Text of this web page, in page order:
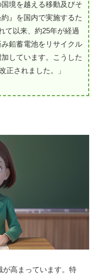
境を越える移動及びそ
』を国内で実施するた
て以来、約25年が経過
鉛蓄電池をリサイクル
しています。こうした
正されました。」
高まっています。特